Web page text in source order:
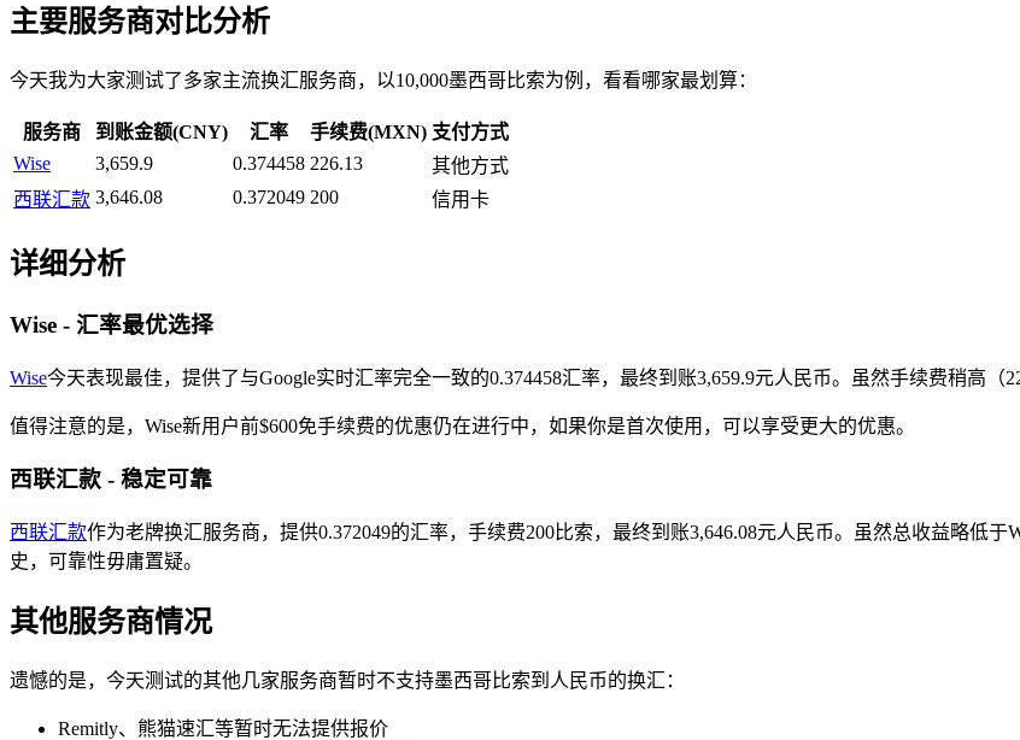
主要服务商对比分析
今天我为大家测试了多家主流换汇服务商，以10,000墨西哥比索为例，看看哪家最划算：
服务商 到账金额(CNY) 汇率 手续费(MXN) 支付方式
Wise
3,659.9 0.374458 226.13
其他方式
西联汇款 3,646.08 0.372049 200 信用卡
详细分析
Wise - 汇率最优选择
Wise今天表现最佳，提供了与Google实时汇率完全一致的0.374458汇率，最终到账3,659.9元人民币。虽然手续费稍高（
值得注意的是，Wise新用户前$600免手续费的优惠仍在进行中，如果你是首次使用，可以享受更大的优惠。
西联汇款 - 稳定可靠
西联汇款作为老牌换汇服务商，提供0.372049的汇率，手续费200比索，最终到账3,646.08元人民币。虽然总收益略低
史，可靠性毋庸置疑。
其他服务商情况
遗憾的是，今天测试的其他几家服务商暂时不支持墨西哥比索到人民币的换汇：
Remitly、熊猫速汇等暂时无法提供报价